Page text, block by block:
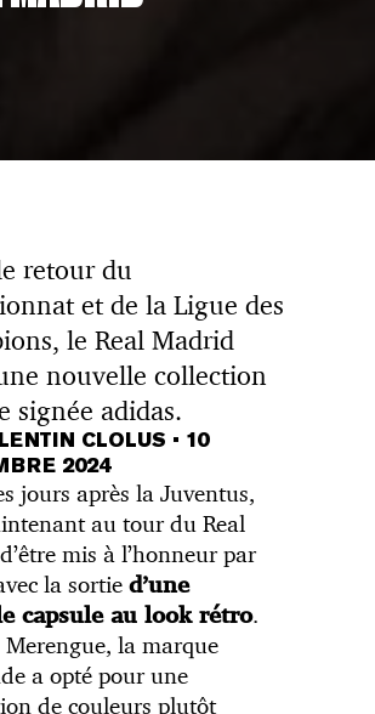
retour du
et de la Ligue des
le Real Madrid
nouvelle collection
signée adidas.
CLOLUS • 10
2024
jours après la Juventus,
au tour du Real
mis à l’honneur par
la sortied’une
capsule au look rétro.
Merengue, la marque
a opté pour une
de couleurs plutôt